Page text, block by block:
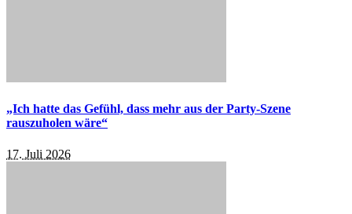
„Ich hatte das Gefühl, dass mehr aus der Party-Szene
rauszuholen wäre“
17. Juli 2026